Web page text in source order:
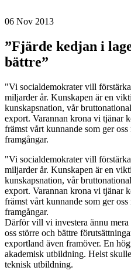
06 Nov 2013
”Fjärde kedjan i
bättre”
"Vi socialdemokrater vill
miljarder år. Kunskapen är en
kunskapsnation, vår
export. Varannan krona vi tjänar
främst vårt kunnande som ger
framgångar.
"Vi socialdemokrater vill
miljarder år. Kunskapen är en
kunskapsnation, vår
export. Varannan krona vi tjänar
främst vårt kunnande som ger
framgångar.
Därför vill vi investera ännu
oss större och bättre
exportland även framöver. En
akademisk utbildning. Helst
teknisk utbildning.